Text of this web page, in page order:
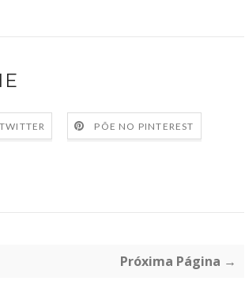
PÕE NO PINTEREST
Próxima Página →